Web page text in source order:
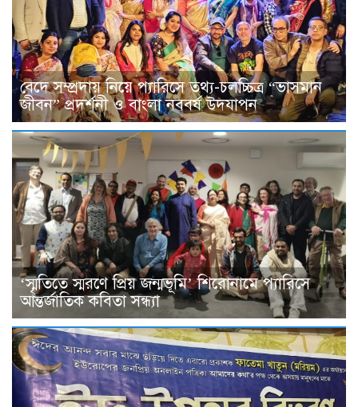
বেদে সম্প্রদায় নিয়ে প্যারিসে তথ্য-চলচ্চিত্র “ভাসমান
জীবন” প্রদর্শনী ও বাংলা নববর্ষ উদযাপন
‘স্মৃতিতে স্মরণে প্রিয় জন্মভূমি’ শিরোনামে প্যারিসে
আন্তর্জাতিক কবিতা সন্ধ্যা